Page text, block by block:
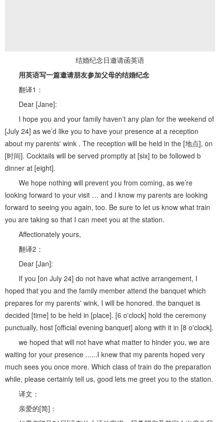
结婚纪念日邀请函英语
用英语写一篇邀请朋友参加父母的结婚纪念
翻译1：
Dear [Jane]:
I hope you and your family haven’t any plan for the weekend of
[July 24] as we’d like you to have your presence at a reception
about my parents' wink . The reception will be held in the [地点], on
[时间]. Cocktails will be served promptly at [six] to be followed b
dinner at [eight].
We hope nothing will prevent you from coming, as we’re
looking forward to your visit … and I know my parents are looking
forward to seeing you again, too. Be sure to let us know what train
you are taking so that I can meet you at the station.
Affectionately yours,
翻译2：
Dear [Jan]:
If you [on July 24] do not have what active arrangement, I
hoped that you and the family member attend the banquet which
prepares for my parents' wink, I will be honored. the banquet is
decided [time] to be held in [place]. [6 o'clock] hold the ceremony
punctually, host [official evening banquet] along with it in [8 o'clock].
we hoped that will not have what matter to hinder you, we are
waiting for your presence ......I knew that my parents hoped very
much sees you once more. Which class of train do the preparation
while, please certainly tell us, good lets me greet you to the station.
译文：
亲爱的[简]：